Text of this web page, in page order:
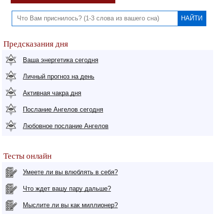
Предсказания дня
Ваша энергетика сегодня
Личный прогноз на день
Активная чакра дня
Послание Ангелов сегодня
Любовное послание Ангелов
Тесты онлайн
Умеете ли вы влюблять в себя?
Что ждет вашу пару дальше?
Мыслите ли вы как миллионер?